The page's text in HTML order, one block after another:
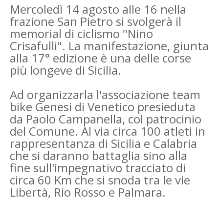
Mercoledì 14 agosto alle 16 nella
frazione San Pietro si svolgerà il
memorial di ciclismo "Nino
Crisafulli". La manifestazione, giunta
alla 17° edizione è una delle corse
più longeve di Sicilia.
Ad organizzarla l'associazione team
bike Genesi di Venetico presieduta
da Paolo Campanella, col patrocinio
del Comune. Al via circa 100 atleti in
rappresentanza di Sicilia e Calabria
che si daranno battaglia sino alla
fine sull'impegnativo tracciato di
circa 60 Km che si snoda tra le vie
Libertà, Rio Rosso e Palmara.